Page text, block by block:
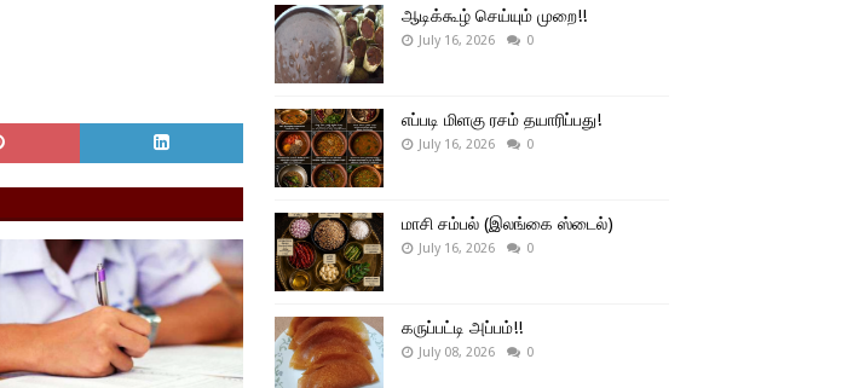
ஆடிக்கூழ் செய்யும் முறை!!
July 16, 2026 0
எப்படி மிளகு ரசம் தயாரிப்பது!
July 16, 2026 0
மாசி சம்பல் (இலங்கை ஸ்டைல்)
July 16, 2026 0
கருப்பட்டி அப்பம்!!
July 08, 2026 0